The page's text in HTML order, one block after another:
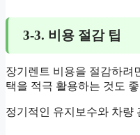
3-3. 비용 절감 팁
장기렌트 비용을 절감하려
택을 적극 활용하는 것도
정기적인 유지보수와 차량